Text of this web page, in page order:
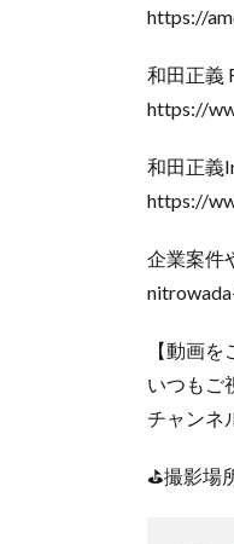
https://
和田正義
https://
和田正義
https://
企業案件
【動画を
いつもご
チャンネ
⛳️撮影場